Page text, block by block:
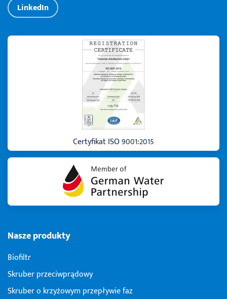
LinkedIn
Nasze produkty
Biofiltr
Skruber przeciwprądowy
Skruber o krzyżowym przepływie faz
Certyfikat ISO 9001:2015